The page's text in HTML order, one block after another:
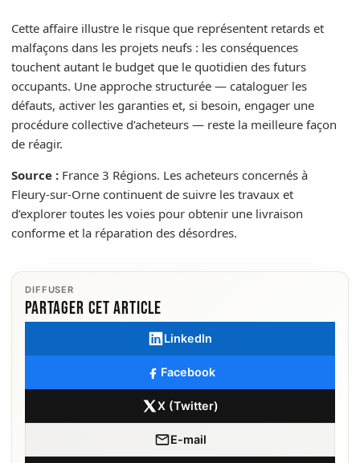
Cette affaire illustre le risque que représentent retards et
malfaçons dans les projets neufs : les conséquences
touchent autant le budget que le quotidien des futurs
occupants. Une approche structurée — cataloguer les
défauts, activer les garanties et, si besoin, engager une
procédure collective d’acheteurs — reste la meilleure façon
de réagir.
Source : France 3 Régions. Les acheteurs concernés à
Fleury‑sur‑Orne continuent de suivre les travaux et
d’explorer toutes les voies pour obtenir une livraison
conforme et la réparation des désordres.
DIFFUSER
Partager cet article
LinkedIn
Facebook
X (Twitter)
E-mail